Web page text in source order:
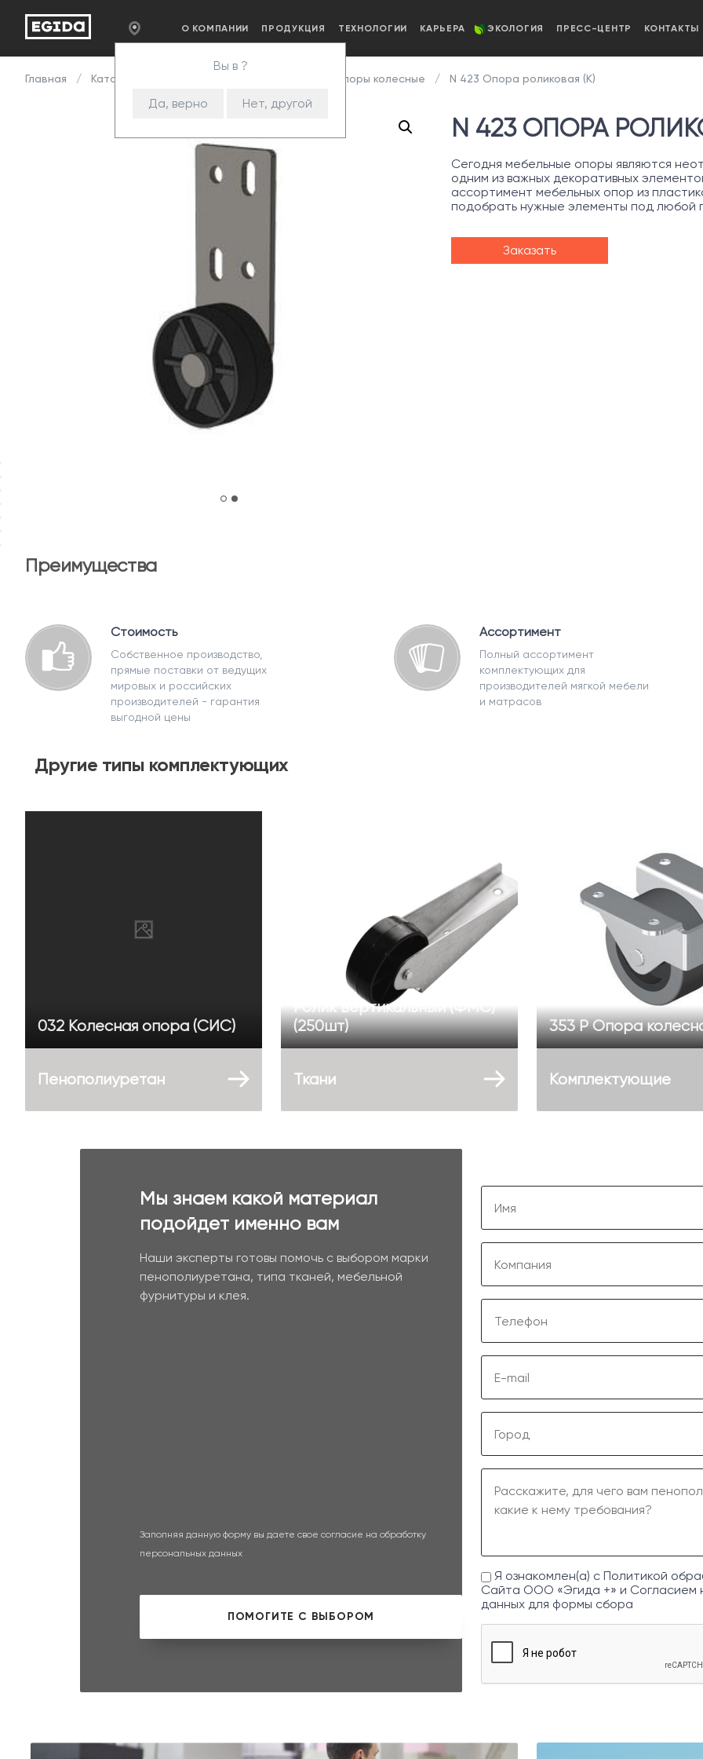
Вы в ?
Да, верно Нет, другой
О КОМПАНИИ ПРОДУКЦИЯ ТЕХНОЛОГИИ КАРЬЕРА ЭКОЛОГИЯ ПРЕСС-ЦЕНТР КОНТАКТЫ
Главная Каталог Опоры колесные N 423 Опора роликовая (К)
N 423 ОПОРА
Сегодня мебельные опоры являются
одним из важных декоративных
ассортимент мебельных опор из
подобрать нужные элементы под любой
Заказать
Преимущества
Стоимость
Собственное производство,
прямые поставки от ведущих
мировых и российских
производителей - гарантия
выгодной цены
Ассортимент
Полный ассортимент
комплектующих для
производителей мягкой мебели
и матрасов
Другие типы комплектующих
032 Колесная опора (СИС)
Ролик вертикальный (ФМС)
(250шт)
353 Р Опора
Пенополиуретан Ткани Комплектующие
Мы знаем какой материал
подойдет именно вам
Наши эксперты готовы помочь с выбором марки
пенополиуретана, типа тканей, мебельной
фурнитуры и клея.
Заполняя данную форму вы даете свое согласие на обработку
персональных данных
Я ознакомлен(а) с Политикой
Сайта ООО «Эгида +» и Согласием
данных для формы сбора